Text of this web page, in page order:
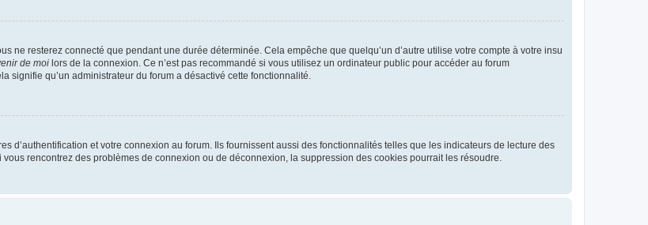
ne resterez connecté que pendant une durée déterminée. Cela empêche que quelqu’un d’autre utilise votre compte à votre insu
de moi lors de la connexion. Ce n’est pas recommandé si vous utilisez un ordinateur public pour accéder au forum
signifie qu’un administrateur du forum a désactivé cette fonctionnalité.
d’authentification et votre connexion au forum. Ils fournissent aussi des fonctionnalités telles que les indicateurs de lecture des
rencontrez des problèmes de connexion ou de déconnexion, la suppression des cookies pourrait les résoudre.